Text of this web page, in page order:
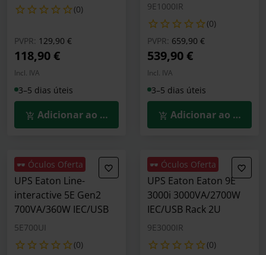
(0)
PVPR: Preço reduzido de
129,90 €para
118,90 €
Incl. IVA
3–5 dias úteis
Adicionar ao Carrinho
9E1000IR
(0)
PVPR: Preço reduzido de
659,90 €para
539,90 €
Incl. IVA
3–5 dias úteis
Adicionar ao
🕶️ Óculos Oferta
UPS Eaton Line-
interactive 5E Gen2
700VA/360W IEC/USB
5E700UI
(0)
🕶️ Óculos Oferta
UPS Eaton Eaton 9E
3000i 3000VA/2700W
IEC/USB Rack 2U
9E3000IR
(0)